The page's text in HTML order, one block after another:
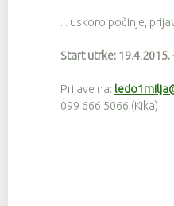
... uskoro počinje,
Start utrke: 19.4.2015.
Prijave na:
099 666 5066 (Kika)